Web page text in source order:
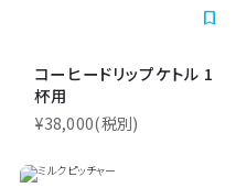
bookmark_border
コーヒードリップケトル 1
杯用
¥38,000(税別)